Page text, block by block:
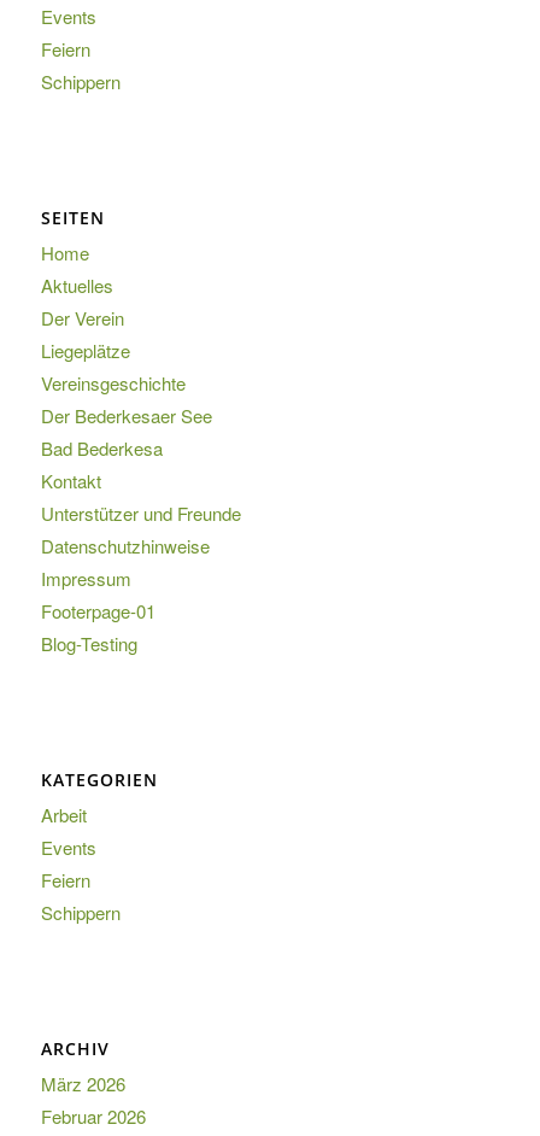
Events
Feiern
Schippern
SEITEN
Home
Aktuelles
Der Verein
Liegeplätze
Vereinsgeschichte
Der Bederkesaer See
Bad Bederkesa
Kontakt
Unterstützer und Freunde
Datenschutzhinweise
Impressum
Footerpage-01
Blog-Testing
KATEGORIEN
Arbeit
Events
Feiern
Schippern
ARCHIV
März 2026
Februar 2026